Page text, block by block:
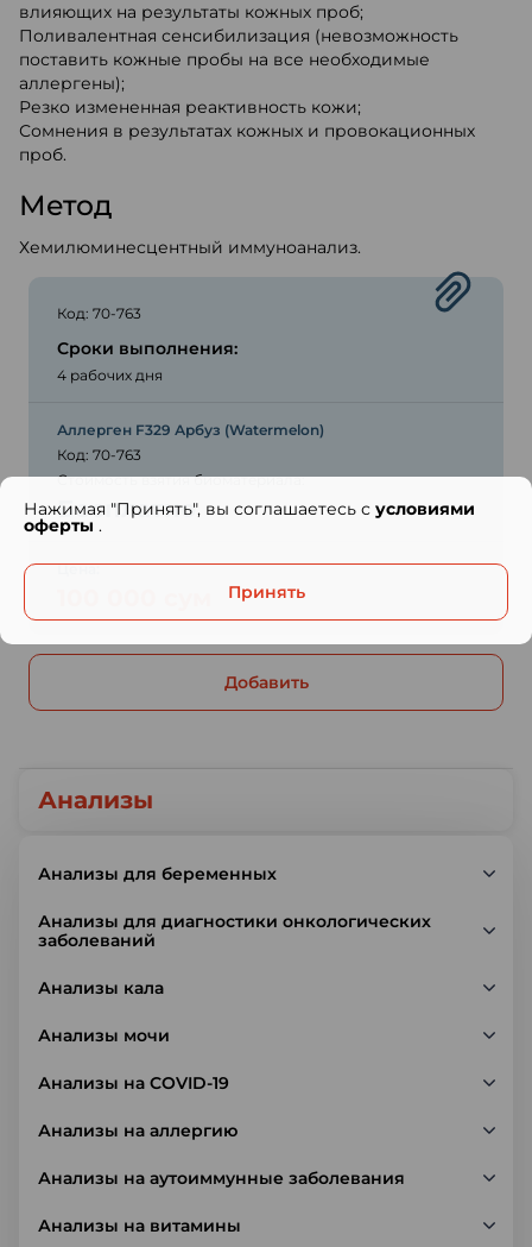
Анализы
Анализы для беременных
Анализы для диагностики онкологических
заболеваний
Анализы кала
Анализы мочи
Анализы на COVID-19
Анализы на аллергию
Анализы на аутоиммунные заболевания
Анализы на витамины
влияющих на результаты кожных проб;
Поливалентная сенсибилизация (невозможность
поставить кожные пробы на все необходимые
аллергены);
Резко измененная реактивность кожи;
Сомнения в результатах кожных и провокационных
проб.
Метод
Хемилюминесцентный иммуноанализ.
Код: 70-763
Сроки выполнения:
4 рабочих дня
Аллерген F329 Арбуз (Watermelon)
Код: 70-763
Стоимость взятия биоматериала:
Бесплатно
Цена:
Добавить
Нажимая "Принять", вы соглашаетесь с условиями
оферты .
Принять